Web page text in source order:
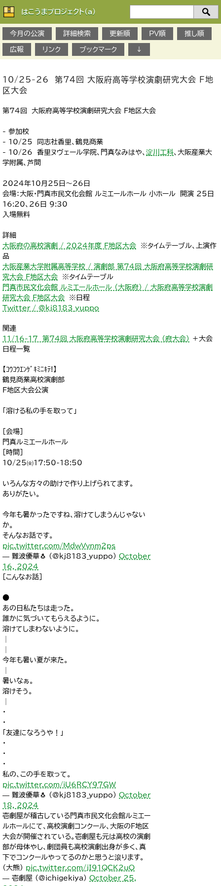
はこうまプロジェクト(a)
今月の公演
詳細検索 更新順 PV順 推し順
広報 リンク ブックマーク ↓
10/25-26 第74回 大阪府高等学校演劇研究大会 F地
区大会
第74回 大阪府高等学校演劇研究大会 F地区大会
- 参加校
- 10/25 同志社香里、鶴見商業
- 10/26 香里ヌヴェール学院、門真なみはや、 淀川工科、大阪産業大
学附属、芦間
2024年10月25日～26日
会場：大阪・門真市民文化会館 ルミエールホール 小ホール 開演 25日
16:20、26日 ９:30
入場無料
詳細
大阪府の高校演劇 / 2024年度 F地区大会 ※タイムテーブル、上演作
品
大阪産業大学附属高等学校 / 演劇部 第74回 大阪府高等学校演劇研
究大会 F地区大会 ※タイムテーブル
門真市民文化会館 ルミエールホール （大阪府） / 大阪府高等学校演劇
研究大会 F地区大会 ※日程
Twitter / @kj8183_yuppo
関連
11/16-17 第７4回 大阪府高等学校演劇研究大会 （府大会）
＋大会
日程一覧
【ｺｳｺｳｴﾝｹﾞｷﾐﾆｷﾃ!】
鶴見商業高校演劇部
F地区大会公演
「溶ける私の手を取って」
[会場]
門真ルミエールホール
[時間]
10/25㈮17:50-18:50
いろんな方々の助けで作り上げられてます。
ありがたい。
今年も暑かったですね、溶けてしまうんじゃない
か。
そんなお話です。
pic.twitter.com/MdwVvnm2ps
— 難波優華🐧 (@kj8183_yuppo) October
16, 2024
[こんなお話]
●
あの日私たちは走った。
誰かに気づいてもらえるように。
溶けてしまわないように。
今年も暑い夏が来た。
暑いなぁ。
溶けそう。
・
・
「友達になろうや！」
・
・
・
私の、この手を取って。
pic.twitter.com/iU6RCY97GW
— 難波優華🐧 (@kj8183_yuppo) October
18, 2024
壱劇屋が稽古している門真市民文化会館ルミエー
ルホールにて、高校演劇コンクール、大阪のF地区
大会が開催されている。壱劇屋も元は高校の演劇
部が母体やし、劇団員も高校演劇出身が多く、真
下でコンクールやってるのかと思うと滾ります。
（大熊） pic.twitter.com/jI91QCK2uO
— 壱劇屋 (@ichigekiya) October 25,